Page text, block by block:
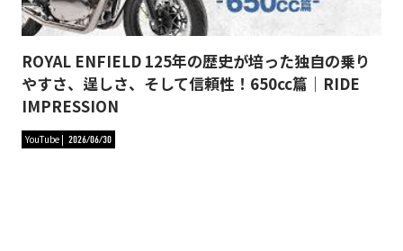
ROYAL ENFIELD 125年の歴史が培った独自の乗り
やすさ、逞しさ、そして信頼性！650cc篇｜RIDE
IMPRESSION
YouTube 2026/06/30